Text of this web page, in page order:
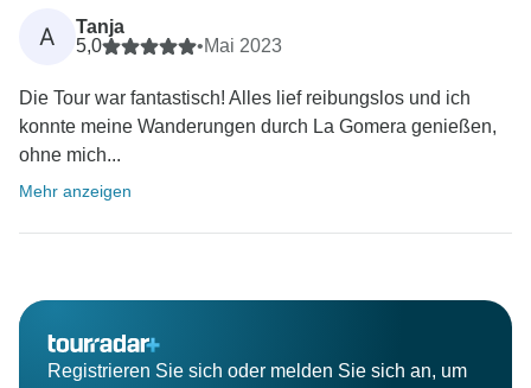
A
Tanja
5,0
•Mai 2023
Die Tour war fantastisch! Alles lief reibungslos und ich
konnte meine Wanderungen durch La Gomera genießen,
ohne mich...
Mehr anzeigen
Registrieren Sie sich oder melden Sie sich an, um